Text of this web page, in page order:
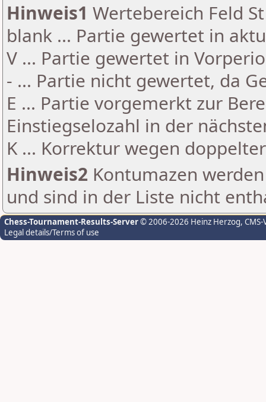
Hinweis1 Wertebereich Feld
blank ... Partie gewertet in
V ... Partie gewertet in
- ... Partie nicht gewertet, da
E ... Partie vorgemerkt zur
Einstiegselozahl in der
K ... Korrektur wegen
Hinweis2 Kontumazen
und sind in der Liste nicht
Chess-Tournament-Results-Server© 2006-2026 Heinz Herzog,
Legal details/Terms of use